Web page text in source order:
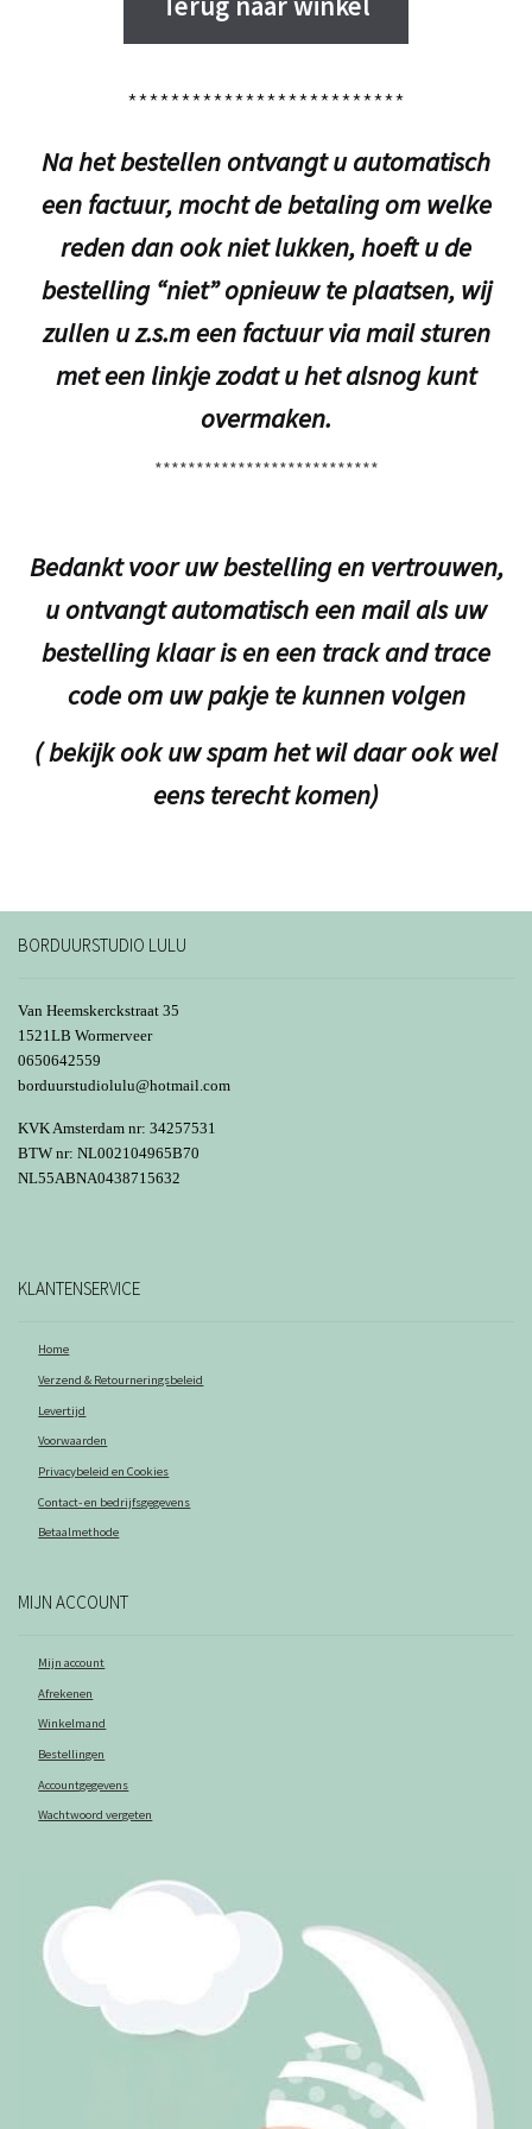
**************************
Na het bestellen ontvangt u automatisch
een factuur, mocht de betaling om welke
reden dan ook niet lukken, hoeft u de
bestelling “niet” opnieuw te plaatsen, wij
zullen u z.s.m een factuur via mail sturen
met een linkje zodat u het alsnog kunt
overmaken.
***************************
Bedankt voor uw bestelling en vertrouwen,
u ontvangt automatisch een mail als uw
bestelling klaar is en een track and trace
code om uw pakje te kunnen volgen
( bekijk ook uw spam het wil daar ook wel
eens terecht komen)
BORDUURSTUDIO LULU
Van Heemskerckstraat 35
1521LB Wormerveer
0650642559
borduurstudiolulu@hotmail.com
KVK Amsterdam nr: 34257531
BTW nr: NL002104965B70
NL55ABNA0438715632
KLANTENSERVICE
Home
Verzend & Retourneringsbeleid
Levertijd
Voorwaarden
Privacybeleid en Cookies
Contact- en bedrijfsgegevens
Betaalmethode
MIJN ACCOUNT
Mijn account
Afrekenen
Winkelmand
Bestellingen
Accountgegevens
Wachtwoord vergeten